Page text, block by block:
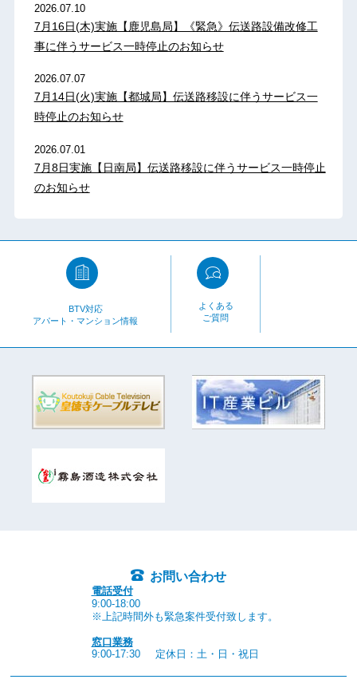
2026.07.10
7月16日(木)実施【鹿児島局】《緊急》伝送路設備改修工
事に伴うサービス一時停止のお知らせ
2026.07.07
7月14日(火)実施【都城局】伝送路移設に伴うサービス一
時停止のお知らせ
2026.07.01
7月8日実施【日南局】伝送路移設に伴うサービス一時停止
のお知らせ
BTV対応
アパート・マンション情報
よくある
ご質問
お問い合わせ
電話受付
9:00-18:00
※上記時間外も緊急案件受付致します。
窓口業務
9:00-17:30
定休日：土・日・祝日